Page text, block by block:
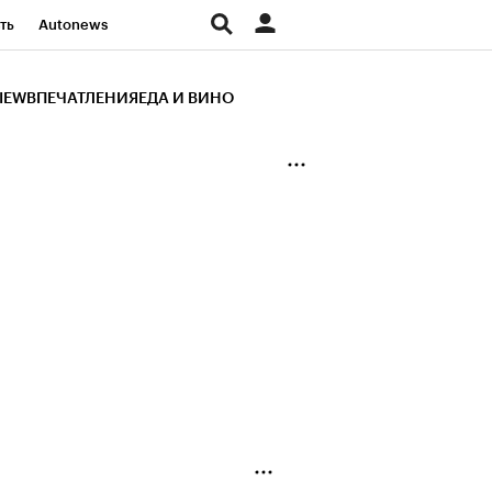
Autonews
ВПЕЧАТЛЕНИЯ ЕДА И ВИНО